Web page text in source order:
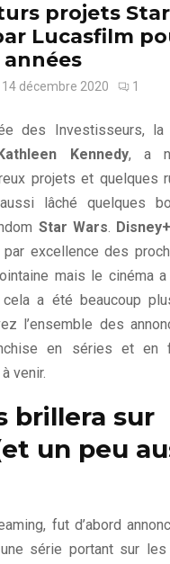
projets
Lucasfilm
14 décembre 2020 1
des Investisseurs, la
Kathleen Kennedy, a
projets et quelques
lâché quelques
Star Wars. Disney+
excellence des
mais le cinéma
a été beaucoup
l’ensemble des
en séries et en
venir.
brillera sur
un peu
fut d’abord
série portant sur les